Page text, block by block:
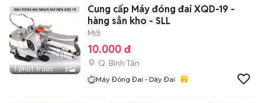
1 phút trước 2
Cung cấp Máy đóng đai XQD-19 -
hàng sẳn kho - SLL
Mới
10.000 đ
Q. Bình Tân
Máy Đóng Đai - Dây Đai